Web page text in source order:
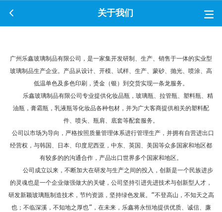
关于我们
广州乐鑫玻璃制品有限公司，是一家集开发研制、生产、销售于一体的实业型
玻璃制品生产企业。产品从设计、开模、试样、生产、蒙砂、抛光、喷涂、高
低温单色及多色印刷，烫金（银）到交货实现一条龙服务。
乐鑫玻璃制品有限公司专业提供化妆品瓶，玻璃瓶、拉管瓶、塑料瓶、精
油瓶，膏霜瓶，乳液瓶等化妆品各种包材，并为广大客商提供相关的塑料配
件、喷头、瓶肩、底套等配套服务。
公司以市场为导向，严格按照质量管理体系进行管理生产，并拥有自营进出口
经营权，与韩国、日本、印度尼西亚，中东、英国、美国等众多国家和地区都
有较多的的沟通合作，产品出口世界多个国家和地区。
公司成立以来，不断加大在研发与生产之间的投入，创新是一个民族进步
的灵魂也是一个企业做强做大的关键，公司坚持引进先进技术与创新型人才，
研发新颖玻璃瓶制造技术，节约资源，坚持绿色发展。“不登高山，不知天之高
也；不临深溪，不知地之厚也”，在未来，乐鑫将永恒地提供优质、诚信、廉